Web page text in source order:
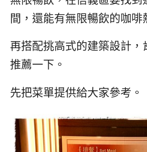
間，還能有無限暢飲的咖啡
再搭配挑高式的建築設計，
推薦一下。
先把菜單提供給大家參考。